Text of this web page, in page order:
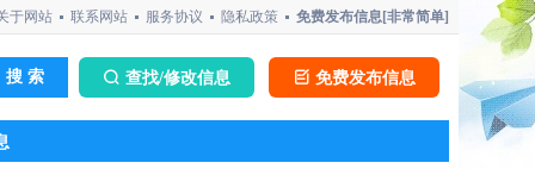
免费发布信息[非常简单]
隐私政策
服务协议
联系网站
于网站
查找/修改信息 免费发布信息